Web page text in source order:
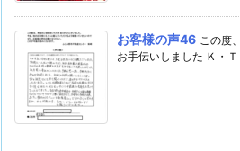
お客様の声46 この度
お手伝いしました Ｋ・